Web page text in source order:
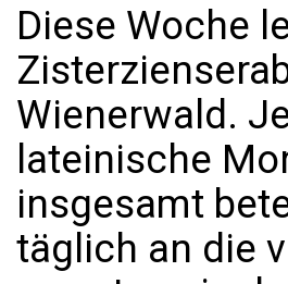
Diese Woche
Wienerwald.
lateinische
insgesamt
täglich an die